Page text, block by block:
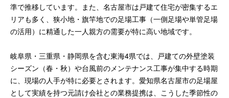
準で推移しています。また、名古屋市は戸建て住宅が密集するエ
リアも多く、狭小地・旗竿地での足場工事（一側足場や単管足場
の活用）に精通した一人親方の需要が特に高い地域です。
岐阜県・三重県・静岡県を含む東海4県では、戸建ての外壁塗装
シーズン（春・秋）や台風前のメンテナンス工事が集中する時期
に、現場の人手が特に必要とされます。愛知県名古屋市の足場屋
として実績を持つ元請け会社との業務提携は、こうした季節性の